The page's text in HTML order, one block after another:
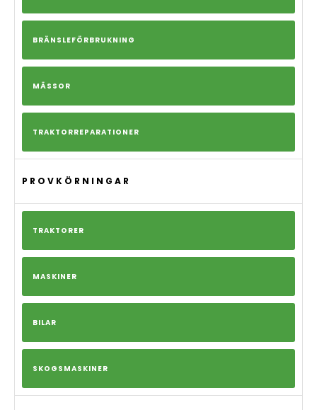
BRÄNSLEFÖRBRUKNING
MÄSSOR
TRAKTORREPARATIONER
PROVKÖRNINGAR
TRAKTORER
MASKINER
BILAR
SKOGSMASKINER